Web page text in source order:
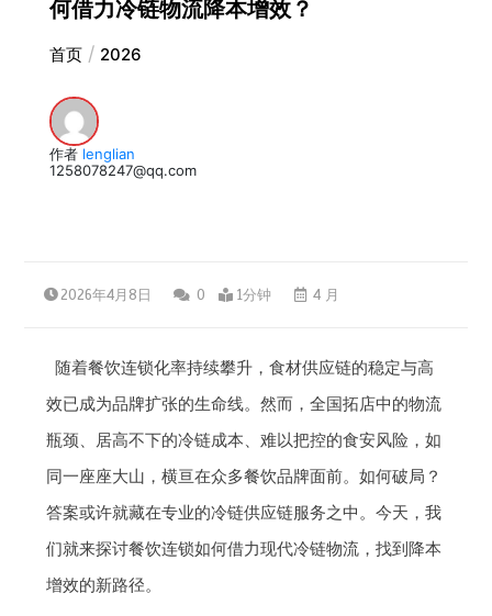
何借力冷链物流降本增效？
首页 2026
作者 lenglian
1258078247@qq.com
2026年4月8日 0 1分钟 4 月
随着餐饮连锁化率持续攀升，食材供应链的稳定与高
效已成为品牌扩张的生命线。然而，全国拓店中的物流
瓶颈、居高不下的冷链成本、难以把控的食安风险，如
同一座座大山，横亘在众多餐饮品牌面前。如何破局？
答案或许就藏在专业的冷链供应链服务之中。今天，我
们就来探讨餐饮连锁如何借力现代冷链物流，找到降本
增效的新路径。